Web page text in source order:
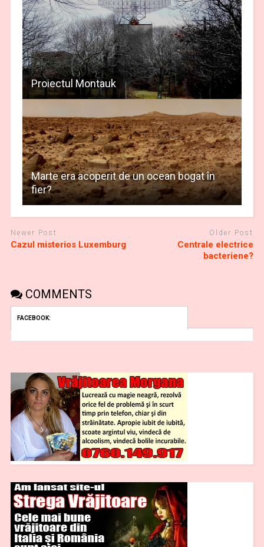
Proiectul Montauk
Marte era acoperit de un ocean bogat în
fier?
Newer Post
Cazul misterios Luxemburg
Older Post
Centrale electrice
bacteriene?
COMMENTS
FACEBOOK: